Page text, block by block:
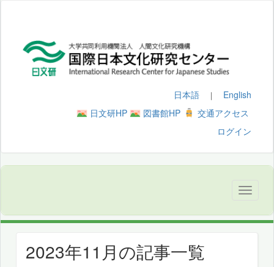
日本語 ｜ English
日文研HP
図書館HP
交通アクセス
ログイン
2023年11月の記事一覧